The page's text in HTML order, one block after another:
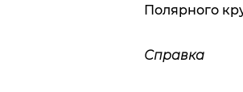
Полярного
Справка